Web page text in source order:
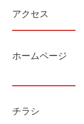
アクセス
ホームページ
チラシ